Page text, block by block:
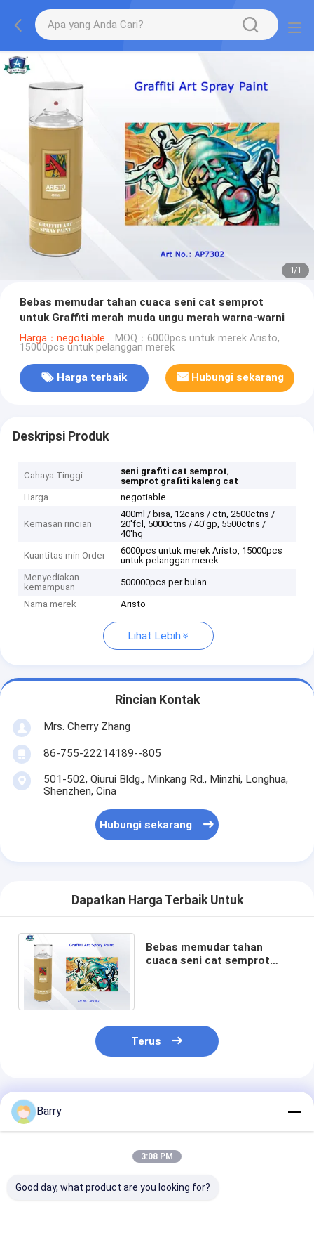
1/1
Bebas memudar tahan cuaca seni cat semprot
untuk Graffiti merah muda ungu merah warna-warni
Harga：negotiable MOQ：6000pcs untuk merek Aristo,
15000pcs untuk pelanggan merek
Harga terbaik Hubungi sekarang
Deskripsi Produk
Cahaya Tinggi seni grafiti cat semprot,
semprot grafiti kaleng cat
Harga
negotiable
Kemasan rincian
400ml / bisa, 12cans / ctn, 2500ctns /
20'fcl, 5000ctns / 40'gp, 5500ctns /
40'hq
Kuantitas min Order
6000pcs untuk merek Aristo, 15000pcs
untuk pelanggan merek
Menyediakan
kemampuan
500000pcs per bulan
Nama merek Aristo
Lihat Lebih
Rincian Kontak
Mrs. Cherry Zhang
86-755-22214189--805
501-502, Qiurui Bldg., Minkang Rd., Minzhi, Longhua,
Shenzhen, Cina
Hubungi sekarang
Dapatkan Harga Terbaik Untuk
Bebas memudar tahan
cuaca seni cat semprot
Terus
Rekomendasi Produk
Barry
3:08 PM
Good day, what product are you looking for?